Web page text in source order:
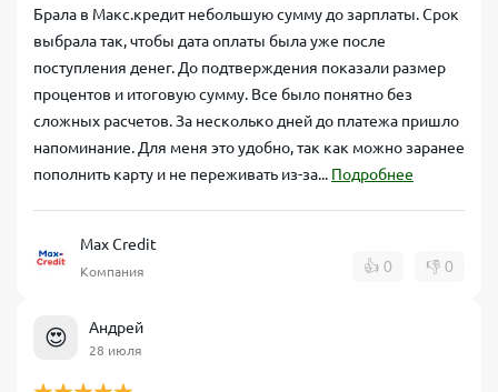
Брала в Макс.кредит небольшую сумму до зарплаты. Срок
выбрала так, чтобы дата оплаты была уже после
поступления денег. До подтверждения показали размер
процентов и итоговую сумму. Все было понятно без
сложных расчетов. За несколько дней до платежа пришло
напоминание. Для меня это удобно, так как можно заранее
пополнить карту и не переживать из-за... Подробнее
Max Credit
Компания 👍 0 👎 0
😍 Андрей
28 июля